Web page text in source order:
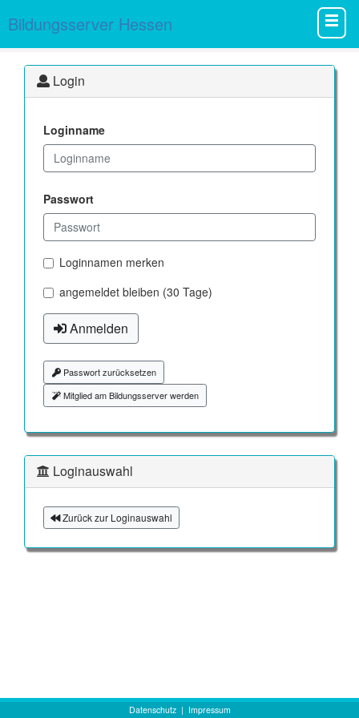
Bildungsserver Hessen
Login
Loginname
Passwort
Loginnamen merken
angemeldet bleiben (30 Tage)
Anmelden
Passwort zurücksetzen
Mitglied am Bildungsserver werden
Loginauswahl
Zurück zur Loginauswahl
Datenschutz| Impressum